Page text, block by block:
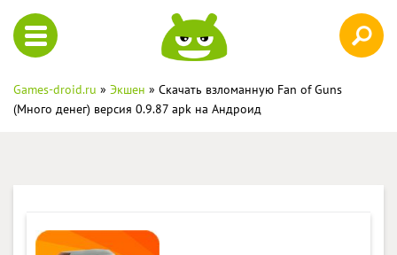
Games-droid.ru » Экшен » Скачать взломанную Fan of Guns
(Много денег) версия 0.9.87 apk на Андроид